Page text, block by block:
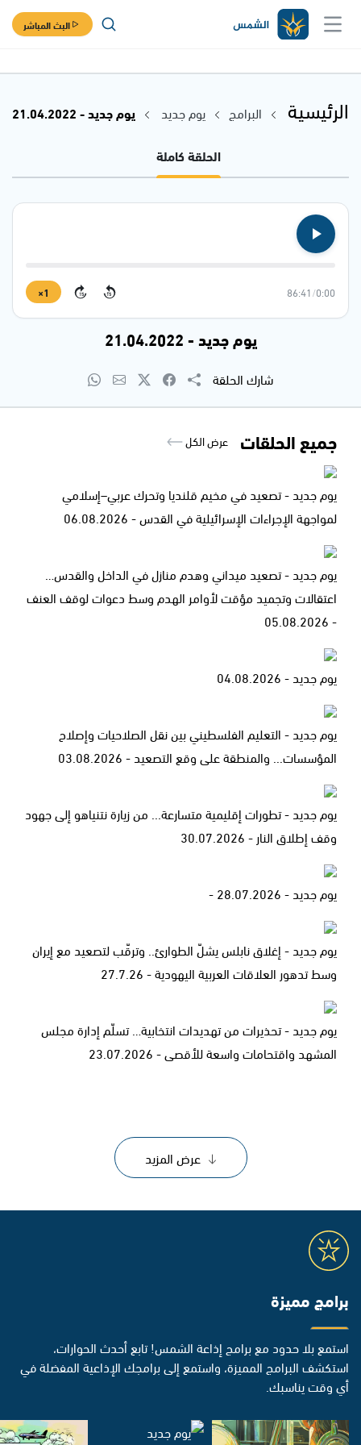
البث المباشر
الرئيسية البرامج يوم جديد
يوم جديد - 21.04.2022
الحلقة كاملة
0:00
/
86:41
15
15
1×
يوم جديد - 21.04.2022
شارك الحلقة
جميع الحلقات عرض الكل
يوم جديد - تصعيد في مخيم قلنديا وتحرك عربي–إسلامي
لمواجهة الإجراءات الإسرائيلية في القدس - 06.08.2026
يوم جديد - تصعيد ميداني وهدم منازل في الداخل والقدس…
اعتقالات وتجميد مؤقت لأوامر الهدم وسط دعوات لوقف العنف
- 05.08.2026
يوم جديد - 04.08.2026
يوم جديد - التعليم الفلسطيني بين نقل الصلاحيات وإصلاح
المؤسسات... والمنطقة على وقع التصعيد - 03.08.2026
يوم جديد - تطورات إقليمية متسارعة... من زيارة نتنياهو إلى جهود
وقف إطلاق النار - 30.07.2026
يوم جديد - 28.07.2026 -
يوم جديد - إغلاق نابلس يشلّ الطوارئ.. وترقّب لتصعيد مع إيران
وسط تدهور العلاقات العربية اليهودية - 27.7.26
يوم جديد - تحذيرات من تهديدات انتخابية… تسلّم إدارة مجلس
المشهد واقتحامات واسعة للأقصى - 23.07.2026
عرض المزيد
برامج مميزة
استمع بلا حدود مع برامج إذاعة الشمس! تابع أحدث الحوارات،
استكشف البرامج المميزة، واستمع إلى برامجك الإذاعية المفضلة في
أي وقت يناسبك.